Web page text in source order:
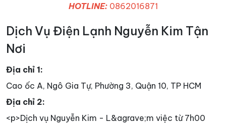
HOTLINE: 0862016871
Dịch Vụ Điện Lạnh Nguyễn Kim Tận
Nơi
Địa chỉ 1:
Cao ốc A, Ngô Gia Tự, Phường 3, Quận 10, TP HCM
Địa chỉ 2:
<p>Dịch vụ Nguyễn Kim - L&agrave;m việc từ 7h00